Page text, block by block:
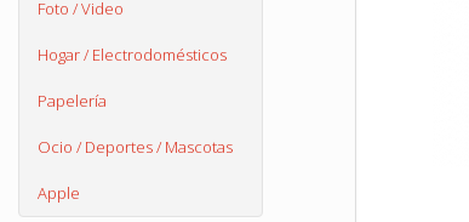
Foto / Video
Hogar / Electrodomésticos
Papelería
Ocio / Deportes / Mascotas
Apple